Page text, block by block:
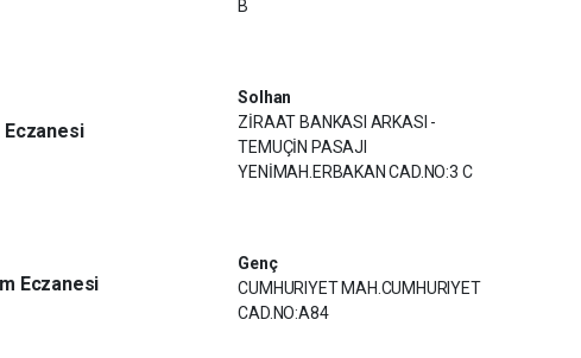
B
Solhan
ZİRAAT BANKASI ARKASI -
TEMUÇİN PASAJI
YENİMAH.ERBAKAN CAD.NO:3 C
Eczanesi
Genç
CUMHURIYET MAH.CUMHURIYET
CAD.NO:A84